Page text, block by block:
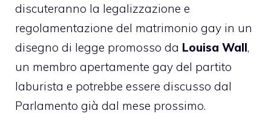
discuteranno la legalizzazione e
regolamentazione del matrimonio gay in un
disegno di legge promosso da Louisa Wall,
un membro apertamente gay del partito
laburista e potrebbe essere discusso dal
Parlamento già dal mese prossimo.